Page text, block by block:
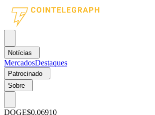
Notícias
MercadosDestaques
Patrocinado
Sobre
DOGE$0.06910